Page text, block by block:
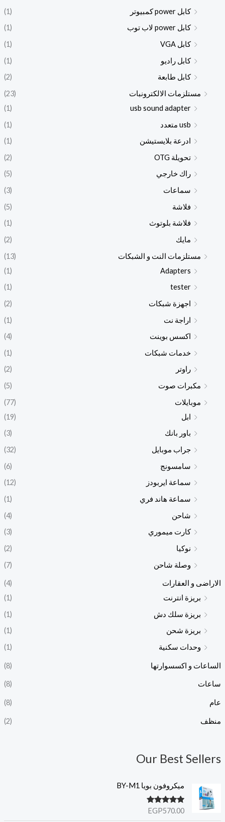
كابل power كمبيوتر
(1)
كابل power لاب توب
(1)
كابل VGA
(1)
كابل راديو
(1)
كابل طابعة
(2)
مستلزمات الالكترونبات
(23)
usb sound adapter
(1)
usb متعدد
(1)
ادرعة بلايستيشن
(1)
تحويلة OTG
(2)
راك خارجي
(5)
سماعات
(3)
فلاشة
(5)
فلاشة بلوتوث
(1)
مايك
(2)
مستلزمات النت و الشبكات
(13)
Adapters
(1)
tester
(1)
اجهزة شبكات
(2)
اراجة نت
(1)
اكسس بوينت
(4)
خدمات شبكات
(1)
راوتر
(2)
مكبرات صوت
(5)
موبايلات
(77)
ابل
(19)
باور بانك
(3)
جراب موبايل
(32)
سامسونج
(6)
سماعة ايربودز
(12)
سماعة هاند فري
(1)
شاحن
(4)
كارت ميموري
(3)
نوكيا
(2)
وصلة شاحن
(7)
الاراضى و العقارات
(4)
بريزة انترنت
(1)
بريزة سلك دش
(1)
بريزة شحن
(1)
وحدات سكنية
(1)
الساعات و اكسسوارتها (8)
ساعات (8)
عام (8)
منظف (2)
Our Best Sellers
ميكروفون بويا BY-M1
تم التقييم
EGP570.00